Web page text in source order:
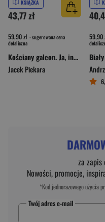
KSIĄŻKA
43,77 zł
59,90 zł - sugerowana cena
detaliczna
Kościany galeon. Ja, inkwizytor (ilustrowane brzegi)
Jacek Piekara
59,90
za
Nowości, promocje,
*Kod jednorazowego użycia
Twój adres e-mail